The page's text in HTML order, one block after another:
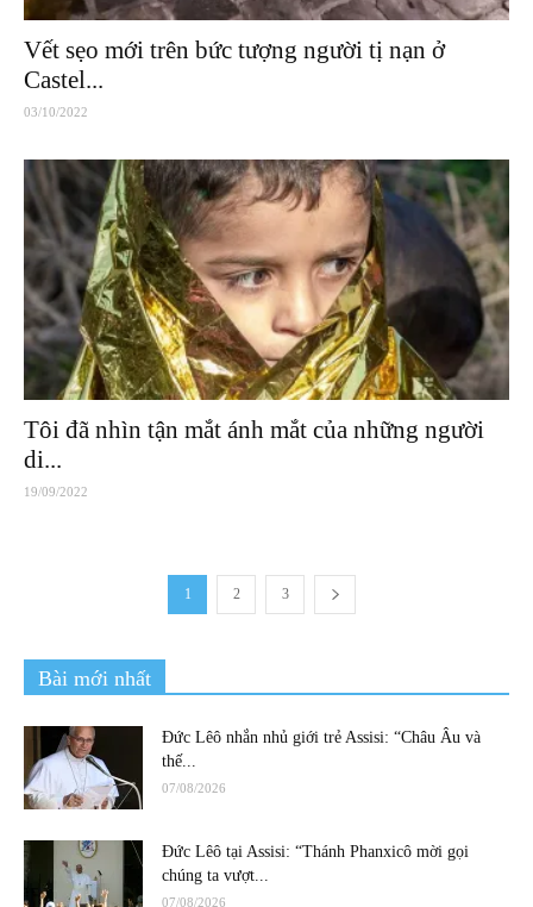
Vết sẹo mới trên bức tượng người tị nạn ở
Castel...
03/10/2022
Tôi đã nhìn tận mắt ánh mắt của những người
di...
19/09/2022
1 2 3
Bài mới nhất
Đức Lêô nhắn nhủ giới trẻ Assisi: “Châu Âu và
thế...
07/08/2026
Đức Lêô tại Assisi: “Thánh Phanxicô mời gọi
chúng ta vượt...
07/08/2026